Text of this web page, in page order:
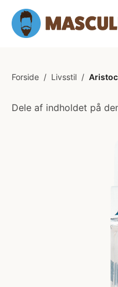
Forside / Livsstil /
Dele af indholdet på